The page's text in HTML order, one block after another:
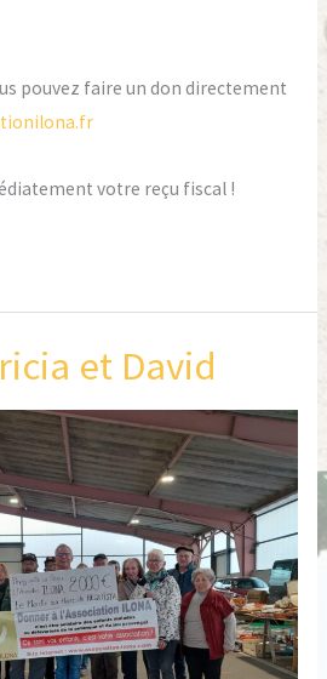
pouvez faire un don directement
votre reçu fiscal !
et David